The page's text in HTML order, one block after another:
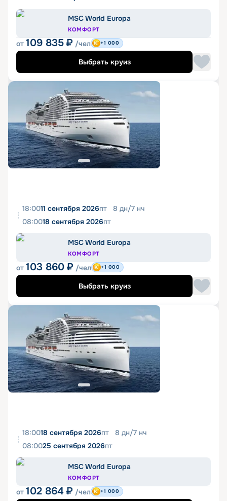
MSC World Europa
КОМФОРТ
от 109 835 ₽ /чел +1 000
Выбрать круиз
18:0011 сентября 2026пт 8 дн/7 нч
08:0018 сентября 2026пт
MSC World Europa
КОМФОРТ
от 103 860 ₽ /чел +1 000
Выбрать круиз
18:0018 сентября 2026пт 8 дн/7 нч
08:0025 сентября 2026пт
MSC World Europa
КОМФОРТ
от 102 864 ₽ /чел +1 000